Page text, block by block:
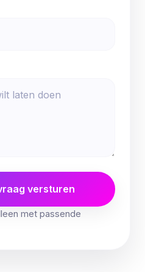
versturen
met passende